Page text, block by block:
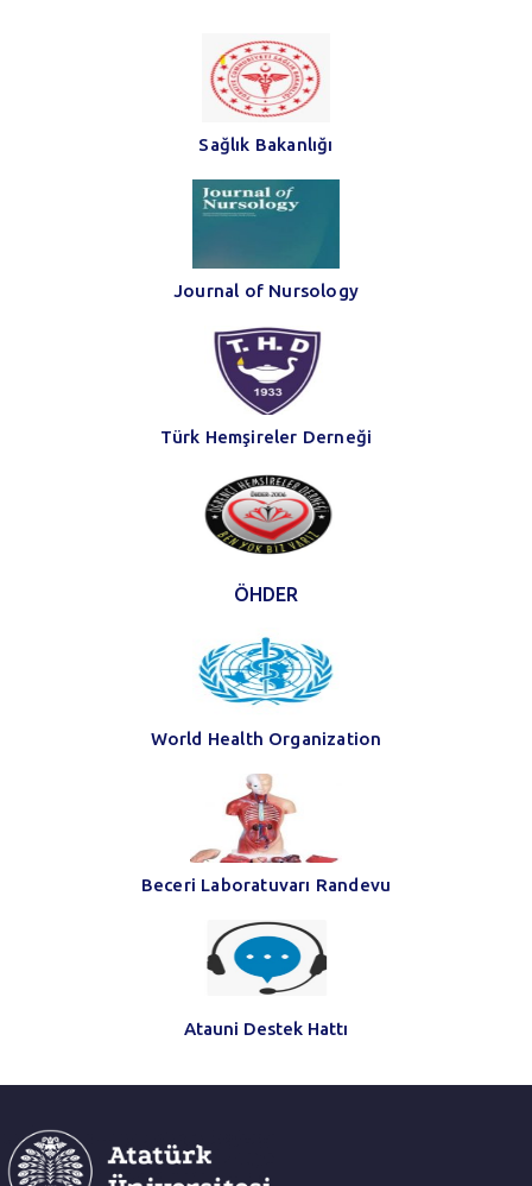
Sağlık Bakanlığı
Journal of Nursology
Türk Hemşireler Derneği
ÖHDER
World Health Organization
Beceri Laboratuvarı Randevu
Atauni Destek Hattı